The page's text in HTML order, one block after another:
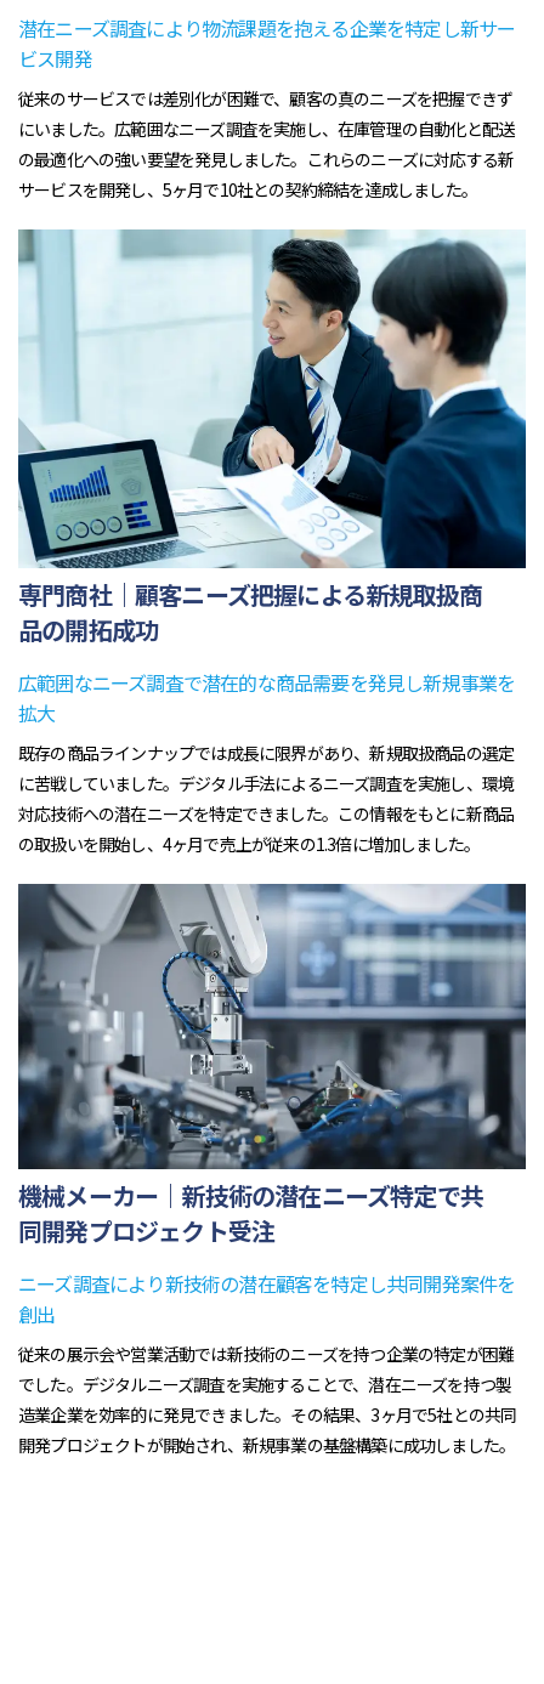
潜在ニーズ調査により物流課題を抱える企業を特定し新サー
ビス開発
従来のサービスでは差別化が困難で、顧客の真のニーズを把握できず
にいました。広範囲なニーズ調査を実施し、在庫管理の自動化と配送
の最適化への強い要望を発見しました。これらのニーズに対応する新
サービスを開発し、5ヶ月で10社との契約締結を達成しました。
専門商社｜顧客ニーズ把握による新規取扱商
品の開拓成功
広範囲なニーズ調査で潜在的な商品需要を発見し新規事業を
拡大
既存の商品ラインナップでは成長に限界があり、新規取扱商品の選定
に苦戦していました。デジタル手法によるニーズ調査を実施し、環境
対応技術への潜在ニーズを特定できました。この情報をもとに新商品
の取扱いを開始し、4ヶ月で売上が従来の1.3倍に増加しました。
機械メーカー｜新技術の潜在ニーズ特定で共
同開発プロジェクト受注
ニーズ調査により新技術の潜在顧客を特定し共同開発案件を
創出
従来の展示会や営業活動では新技術のニーズを持つ企業の特定が困難
でした。デジタルニーズ調査を実施することで、潜在ニーズを持つ製
造業企業を効率的に発見できました。その結果、3ヶ月で5社との共同
開発プロジェクトが開始され、新規事業の基盤構築に成功しました。